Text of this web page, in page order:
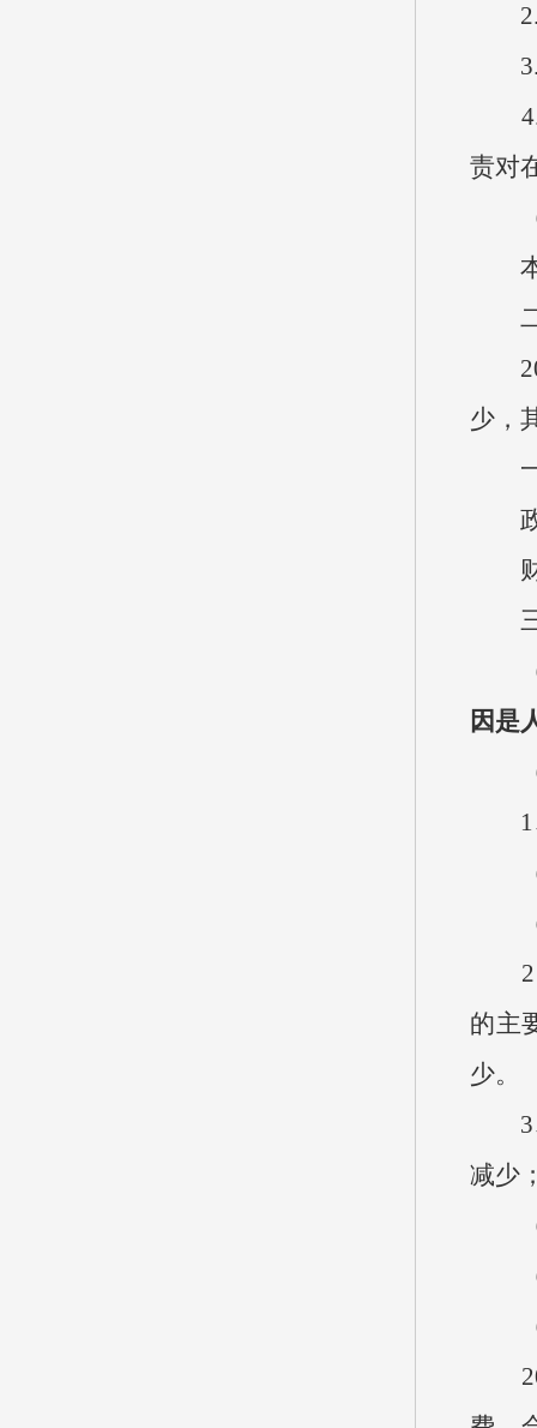
2.
3.
4.
责对
本
少，
一
政
财
三
因是
（
1、
（1
（2
2、
的主
少。
3、
减少
（
（